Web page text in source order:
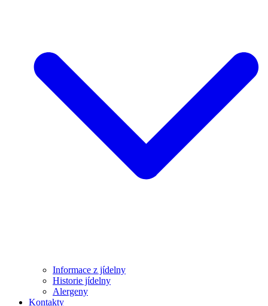
Informace z jídelny
Historie jídelny
Alergeny
Kontakty